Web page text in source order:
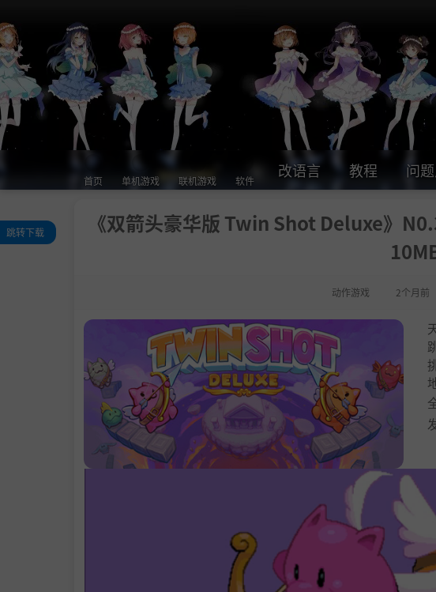
首页 单机游戏 联机游戏 软件
改语言 教程 问
《双箭头豪华版 Twin Shot Deluxe》
动作游戏 2个月前
跳转下载